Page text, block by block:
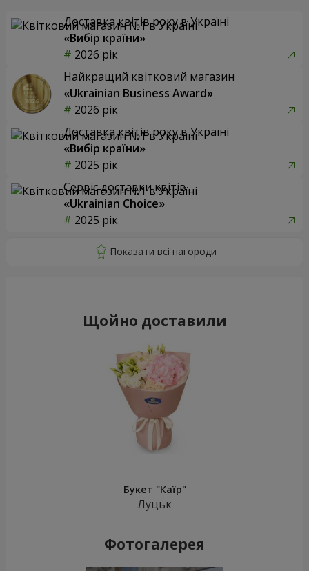
Доставка квітів року в Україні
«Вибір країни»
2026 рік
Найкращий квітковий магазин
«Ukrainian Business Award»
2026 рік
Доставка квітів року в Україні
«Вибір країни»
2025 рік
Сервіс доставки квітів
«Ukrainian Choice»
2025 рік
Щойно доставили
Букет "Каїр"
Луцьк
Фотогалерея